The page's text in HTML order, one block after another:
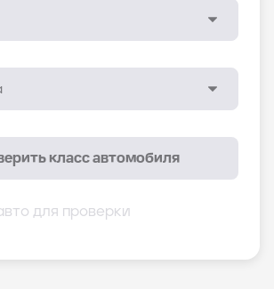
для проверки
класс автомобиля